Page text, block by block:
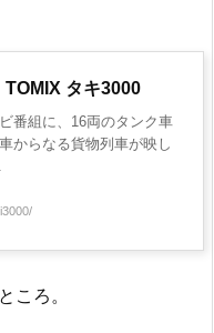
TOMIX タキ3000
番組に、16両のタンク車
からなる貨物列車が映し
ころ。